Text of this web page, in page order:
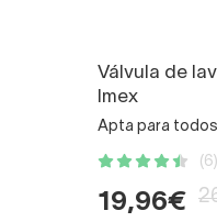
Válvula de
Imex
Apta para
(6)
19,96€